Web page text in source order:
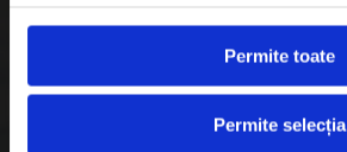
Permite toate
Permite selecția